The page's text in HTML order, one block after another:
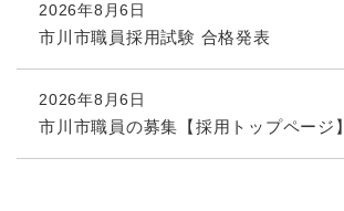
2026年8月6日
市川市職員採用試験 合格発表
2026年8月6日
市川市職員の募集【採用トップページ】